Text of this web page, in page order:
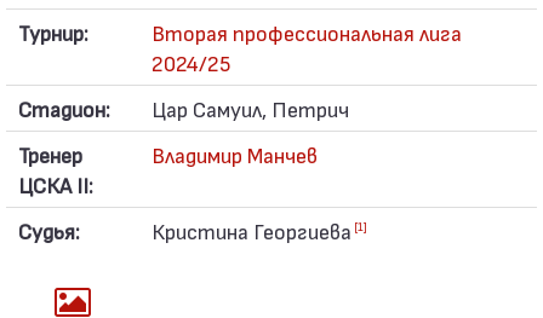
Турнир:
Вторая профессиональная лига
2024/25
Стадион:
Цар Самуил, Петрич
Тренер
ЦСКА II:
Владимир Манчев
Судья: Кристина Георгиева [1]